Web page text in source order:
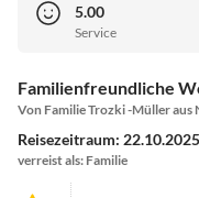
5.00
Service
Familienfreundliche
Von Familie Trozki -Müller aus
Reisezeitraum: 22.10.2025
verreist als: Familie